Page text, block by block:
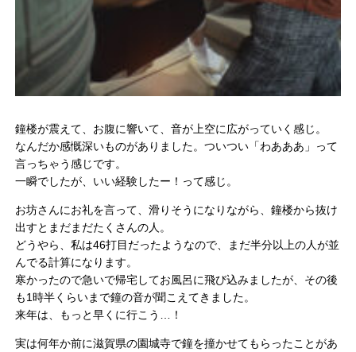
鐘楼が震えて、お腹に響いて、音が上空に広がっていく感じ。
なんだか感慨深いものがありました。ついつい「わあああ」って
言っちゃう感じです。
一瞬でしたが、いい経験したー！って感じ。
お坊さんにお礼を言って、滑りそうになりながら、鐘楼から抜け
出すとまだまだたくさんの人。
どうやら、私は46打目だったようなので、まだ半分以上の人が並
んでる計算になります。
寒かったので急いで帰宅してお風呂に飛び込みましたが、その後
も1時半くらいまで鐘の音が聞こえてきました。
来年は、もっと早くに行こう…！
実は何年か前に滋賀県の園城寺で鐘を撞かせてもらったことがあ